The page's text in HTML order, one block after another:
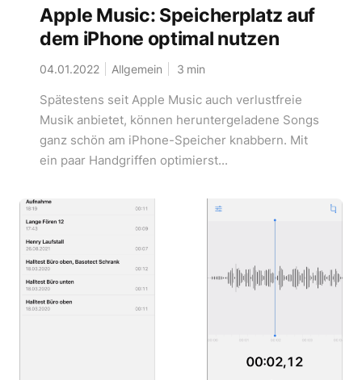
Apple Music: Speicherplatz auf
dem iPhone optimal nutzen
04.01.2022 Allgemein 3 min
Spätestens seit Apple Music auch verlustfreie
Musik anbietet, können heruntergeladene Songs
ganz schön am iPhone-Speicher knabbern. Mit
ein paar Handgriffen optimierst...